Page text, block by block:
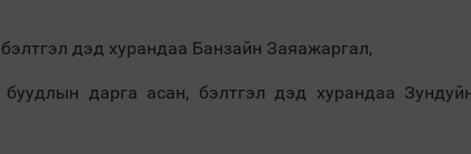
дэд хурандаа Банзайн Заяажаргал,
дарга асан, бэлтгэл дэд хурандаа